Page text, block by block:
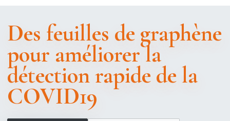
Des feuilles de graphène
pour améliorer la
détection rapide de la
COVID19